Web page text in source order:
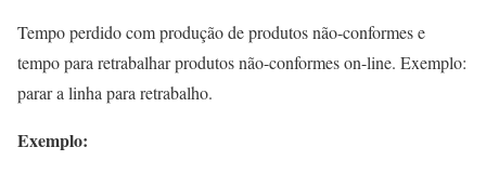
Tempo perdido com produção de produtos não-conformes e
tempo para retrabalhar produtos não-conformes on-line. Exemplo:
parar a linha para retrabalho.
Exemplo: